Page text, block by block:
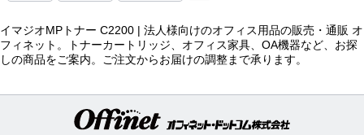
イマジオMPトナー C2200 | 法人様向けのオフィス用品の販売・通販 オ
フィネット。トナーカートリッジ、オフィス家具、OA機器など、お探
しの商品をご案内。ご注文からお届けの調整まで承ります。